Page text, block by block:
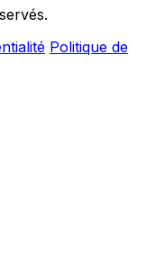
Politique de